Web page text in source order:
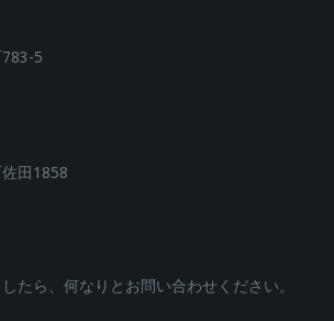
5
田1858
たら、何なりとお問い合わせください。